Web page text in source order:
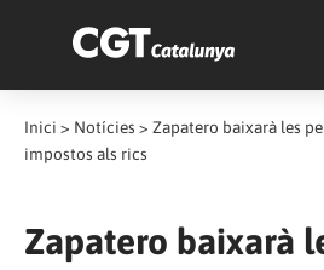
Inici > Notícies > Zapatero baixarà les
impostos als rics
Zapatero baixarà